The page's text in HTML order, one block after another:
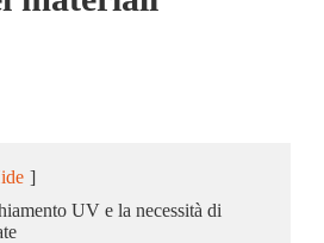
]
UV e la necessità di